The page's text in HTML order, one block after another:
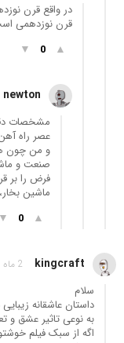
در واقع قرن
قرن نوزدهمی
▲
0
▼
newton
مشخصات
عصر راه
و من چون
صنعت و
فرض را بر
ماشین
▲
0
▼
kingcraft 2 ماه قبل
سلام
داستان عاشقانه
به نوعی تاثیر عشق و
اگه از سبک فیلم